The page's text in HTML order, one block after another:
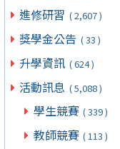
進修研習 ( 2,607 )
獎學金公告 ( 33 )
升學資訊 ( 624 )
活動訊息 ( 5,088 )
學生競賽 ( 339 )
教師競賽 ( 113 )